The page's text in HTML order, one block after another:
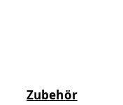
Zubehör